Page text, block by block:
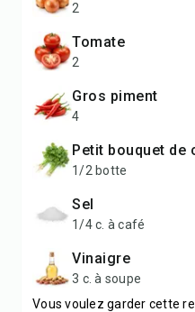
2
Tomate
2
Gros piment
4
Petit bouquet
1/2 botte
Sel
1/4 c. à café
Vinaigre
3 c. à soupe
Vous voulez garder cette